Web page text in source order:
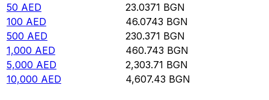
50 AED 23.0371 BGN
100 AED 46.0743 BGN
500 AED 230.371 BGN
1,000 AED 460.743 BGN
5,000 AED 2,303.71 BGN
10,000 AED 4,607.43 BGN